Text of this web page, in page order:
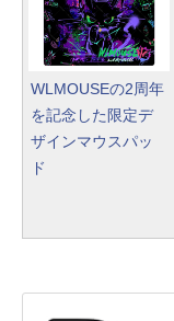
WLMOUSEの2周年
を記念した限定デ
ザインマウスパッ
ド